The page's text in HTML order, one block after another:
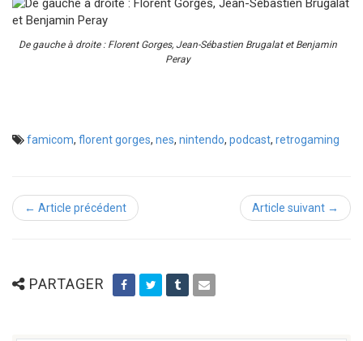
De gauche à droite : Florent Gorges, Jean-Sébastien Brugalat et Benjamin
Peray
famicom, florent gorges, nes, nintendo, podcast, retrogaming
← Article précédent Article suivant →
PARTAGER